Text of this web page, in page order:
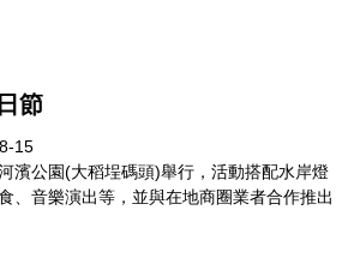
節
15
濱公園(大稻埕碼頭)舉行，活動搭配水岸燈
、音樂演出等，並與在地商圈業者合作推出